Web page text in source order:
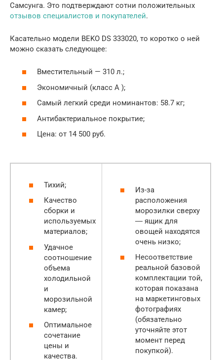
Самсунга. Это подтверждают сотни положительных
отзывов специалистов и покупателей.
Касательно модели BEKO DS 333020, то коротко о ней
можно сказать следующее:
Вместительный — 310 л.;
Экономичный (класс А );
Самый легкий среди номинантов: 58.7 кг;
Антибактериальное покрытие;
Цена: от 14 500 руб.
Тихий;
Качество
сборки и
используемых
материалов;
Удачное
соотношение
объема
холодильной
и
морозильной
камер;
Оптимальное
сочетание
цены и
качества.
Из-за
расположения
морозилки сверху
― ящик для
овощей находятся
очень низко;
Несоответствие
реальной базовой
комплектации той,
которая показана
на маркетинговых
фотографиях
(обязательно
уточняйте этот
момент перед
покупкой).